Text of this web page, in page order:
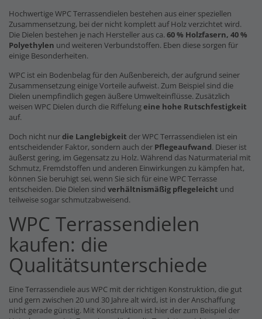
Hochwertige WPC Terrassendielen bestehen aus einer speziellen
Zusammensetzung, bei der nicht komplett auf Holz verzichtet wird.
Die Dielen bestehen je nach Hersteller aus ca. 60 % Holzfasern, 40 %
Polyethylen und weiteren Verbundstoffen. Eben diese sorgen für
einige Besonderheiten.
WPC ist ein Bodenbelag für den Außenbereich, der aufgrund seiner
Zusammensetzung einige Vorteile aufweist. Zum Beispiel sind die
Dielen unempfindlich gegen äußere Umwelteinflüsse. Zusätzlich
weisen WPC Dielen durch die Riffelungeine hohe Rutschfestigkeit
auf.
Doch nicht nurdie Langlebigkeit der WPC Terrassendielen ist ein
entscheidender Faktor, sondern auch der Pflegeaufwand. Dieser ist
äußerst gering, im Gegensatz zu Holz. Während das Naturmaterial mit
Schmutz, Fremdstoffen und anderen Einwirkungen zu kämpfen hat,
können Sie beruhigt sei, wenn Sie sich für eine WPC Terrasse
entscheiden. Die Dielen sind verhältnismäßig pflegeleicht und
teilweise sogar schmutzabweisend.
WPC Terrassendielen
kaufen: die
Qualitätsunterschiede
Eine Terrassendiele aus WPC mit der richtigen Konstruktion, die gut
und gern zwischen 20 und 30 Jahre alt wird, ist in der Anschaffung
nicht gerade günstig. Mit Konstruktion ist hier der zum Beispiel der